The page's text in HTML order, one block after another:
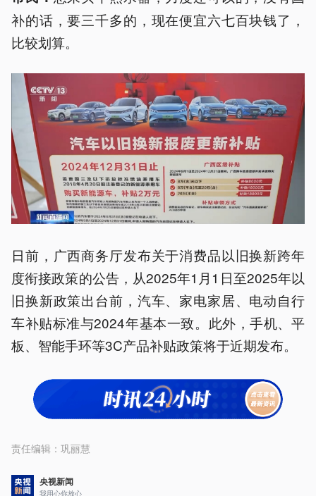
补的话，要三千多的，现在便宜六七百块钱了，
比较划算。
日前，广西商务厅发布关于消费品以旧换新跨年
度衔接政策的公告，从2025年1月1日至2025年以
旧换新政策出台前，汽车、家电家居、电动自行
车补贴标准与2024年基本一致。此外，手机、平
板、智能手环等3C产品补贴政策将于近期发布。
责任编辑： 巩丽慧
央视新闻
我用心你放心